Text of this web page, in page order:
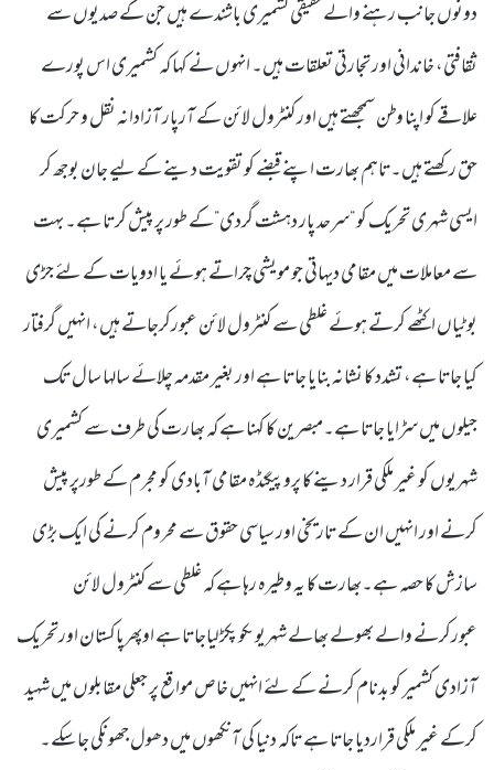
دونوں جانب رہنے والے حقیقی کشمیری باشندے ہیں جن کے صدیوں سے
ثقافتی، خاندانی اور تجارتی تعلقات ہیں۔ انہوں نے کہا کہ کشمیری اس پورے
علاقے کو اپنا وطن سمجھتے ہیں اور کنٹرول لائن کے آرپار آزادانہ نقل و حرکت کا
حق رکھتے ہیں۔تاہم بھارت اپنے قبضے کو تقویت دینے کے لیے جان بوجھ کر
ایسی شہری تحریک کو ”سرحد پار دہشت گردی”کے طور پر پیش کرتا ہے۔ بہت
سے معاملات میں مقامی دیہاتی جو مویشی چراتے ہوئے یا ادویات کے لئے جڑی
بوٹیاں اکٹھے کرتے ہوئے غلطی سے کنٹرول لائن عبورکرجاتے ہیں، انہیں گرفتار
کیا جاتا ہے، تشدد کا نشانہ بنایا جاتا ہے اور بغیر مقدمہ چلائے سالہا سال تک
جیلوں میں سڑایا جاتا ہے۔مبصرین کا کہنا ہے کہ بھارت کی طرف سے کشمیری
شہریوں کو غیر ملکی قرار دینے کا پروپیگنڈہ مقامی آبادی کو مجرم کے طورپر پیش
کرنے اور انہیں ان کے تاریخی اور سیاسی حقوق سے محروم کرنے کی ایک بڑی
سازش کا حصہ ہے۔بھارت کا یہ وطیرہ رہا ہے کہ غلطی سے کنٹرول لائن
عبورکرنے والے بھولے بھالے شہریوںکو پکڑلیاجاتا ہے اوپھرپاکستان اورتحریک
آزادی کشمیر کو بدنام کرنے کے لئے انہیں خاص مواقع پر جعلی مقابلوں میں شہید
کرکے غیر ملکی قراردیا جاتا ہے تاکہ دنیا کی آنکھوں میں دھول جھونکی جاسکے۔